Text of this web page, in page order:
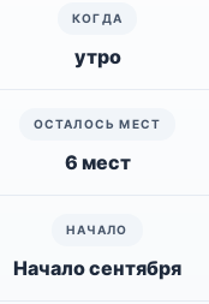
утро
6 мест
Начало сентября